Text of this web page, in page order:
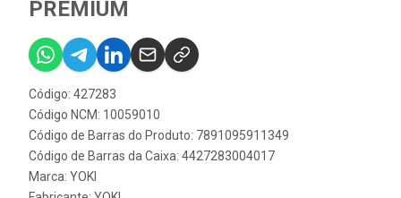
PREMIUM
Código: 427283
Código NCM: 10059010
Código de Barras do Produto: 7891095911349
Código de Barras da Caixa: 4427283004017
Marca: YOKI